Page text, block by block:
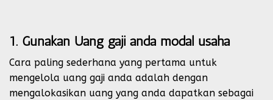
1. Gunakan Uang gaji anda modal usaha
Cara paling sederhana yang pertama untuk
mengelola uang gaji anda adalah dengan
mengalokasikan uang yang anda dapatkan sebagai